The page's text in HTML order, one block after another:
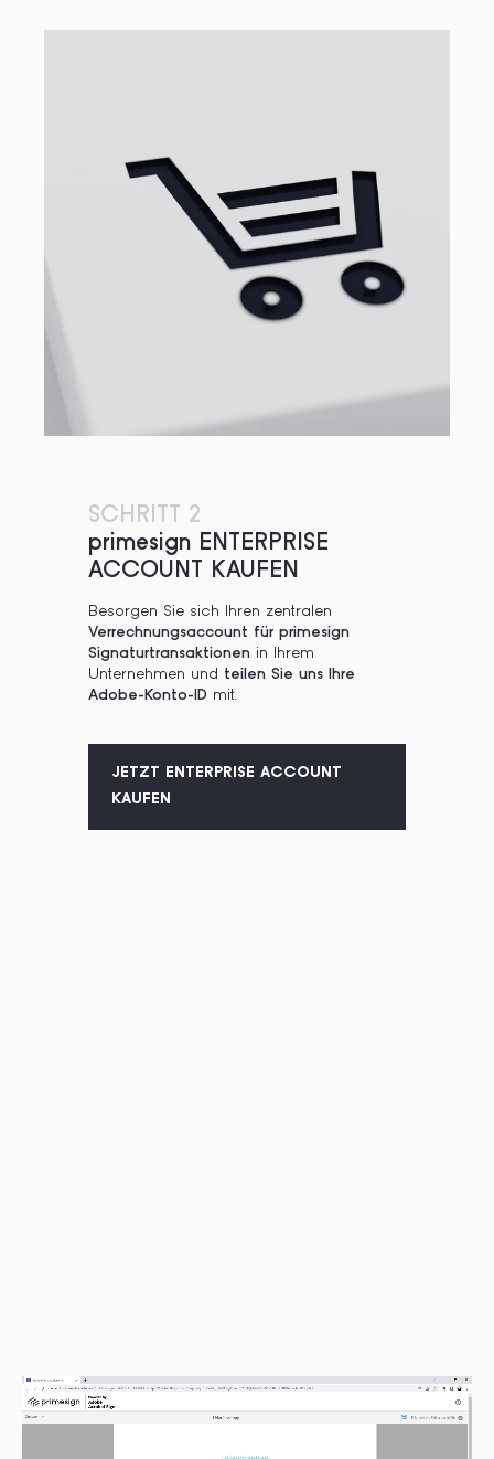
SCHRITT 2
primesign ENTERPRISE
ACCOUNT KAUFEN
Besorgen Sie sich Ihren zentralen
Verrechnungsaccount für primesign
Signaturtransaktionen in Ihrem
Unternehmen und teilen Sie uns Ihre
Adobe-Konto-ID mit.
JETZT ENTERPRISE ACCOUNT
KAUFEN